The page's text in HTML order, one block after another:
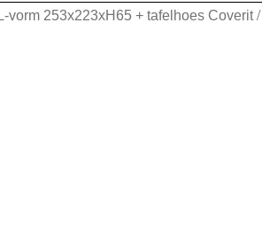
vorm 253x223xH65 + tafelhoes Coverit/